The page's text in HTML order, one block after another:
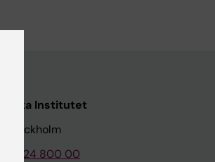
Institutet
Stockholm
08-524 800 00